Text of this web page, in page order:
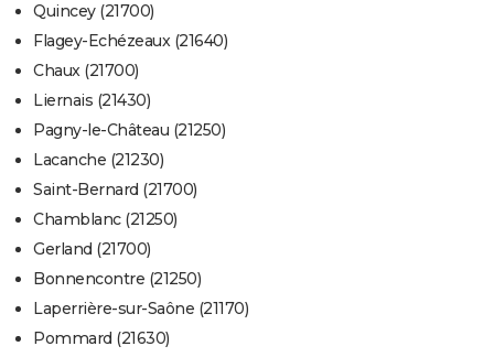
Quincey (21700)
Flagey-Echézeaux (21640)
Chaux (21700)
Liernais (21430)
Pagny-le-Château (21250)
Lacanche (21230)
Saint-Bernard (21700)
Chamblanc (21250)
Gerland (21700)
Bonnencontre (21250)
Laperrière-sur-Saône (21170)
Pommard (21630)